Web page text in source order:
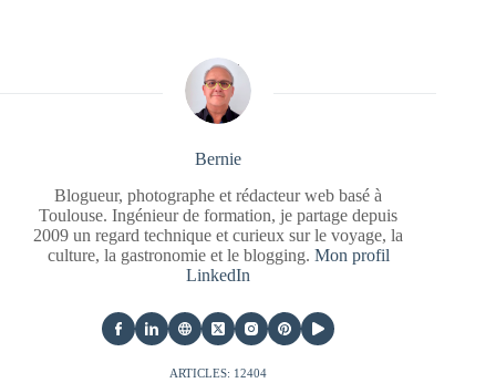
Bernie
Blogueur, photographe et rédacteur web basé à
Toulouse. Ingénieur de formation, je partage depuis
2009 un regard technique et curieux sur le voyage, la
culture, la gastronomie et le blogging. Mon profil
LinkedIn
ARTICLES: 12404